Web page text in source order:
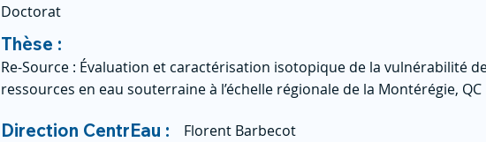
Doctorat
Thèse :
Re-Source : Évaluation et caractérisation isotopique de la vulnérabilité
ressources en eau souterraine à l’échelle régionale de la Montérégie, QC
Direction CentrEau : Florent Barbecot